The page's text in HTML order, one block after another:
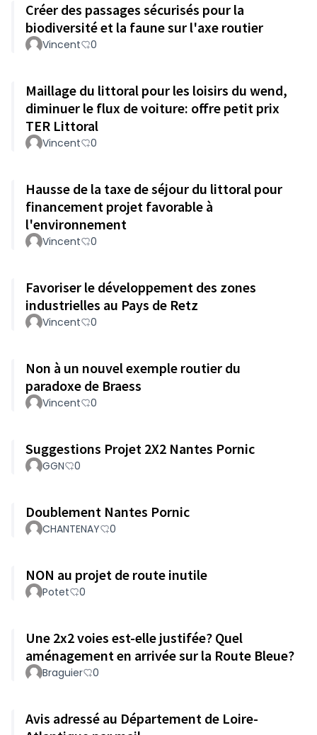
Créer des passages sécurisés pour la
biodiversité et la faune sur l'axe routier
Vincent 0
Maillage du littoral pour les loisirs du wend,
diminuer le flux de voiture: offre petit prix
TER Littoral
Vincent 0
Hausse de la taxe de séjour du littoral pour
financement projet favorable à
l'environnement
Vincent 0
Favoriser le développement des zones
industrielles au Pays de Retz
Vincent 0
Non à un nouvel exemple routier du
paradoxe de Braess
Vincent 0
Suggestions Projet 2X2 Nantes Pornic
GGN 0
Doublement Nantes Pornic
CHANTENAY 0
NON au projet de route inutile
Potet 0
Une 2x2 voies est-elle justifée? Quel
aménagement en arrivée sur la Route Bleue?
Braguier 0
Avis adressé au Département de Loire-